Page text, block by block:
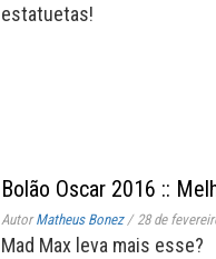
estatuetas!
Bolão Oscar 2016 ::
AutorMatheus Bonez / 28 de
Mad Max leva mais esse?